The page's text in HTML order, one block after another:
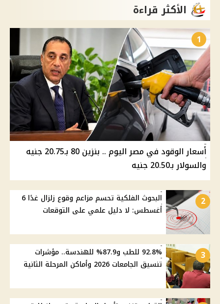
الأكثر قراءة
1
أسعار الوقود في مصر اليوم .. بنزين 80 بـ20.75 جنيه
والسولار بـ20.50 جنيه
2
البحوث الفلكية تحسم مزاعم وقوع زلزال غدًا 6
أغسطس: لا دليل علمي على التوقعات
3
92.8% للطب و87.9% للهندسة.. مؤشرات
تنسيق الجامعات 2026 وأماكن المرحلة الثانية